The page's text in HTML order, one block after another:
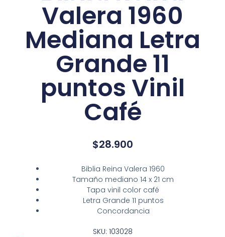
Valera 1960
Mediana Letra
Grande 11
puntos Vinil
Café
$28.900
Biblia Reina Valera 1960
Tamaño mediano 14 x 21 cm
Tapa vinil color café
Letra Grande 11 puntos
Concordancia
SKU: 103028